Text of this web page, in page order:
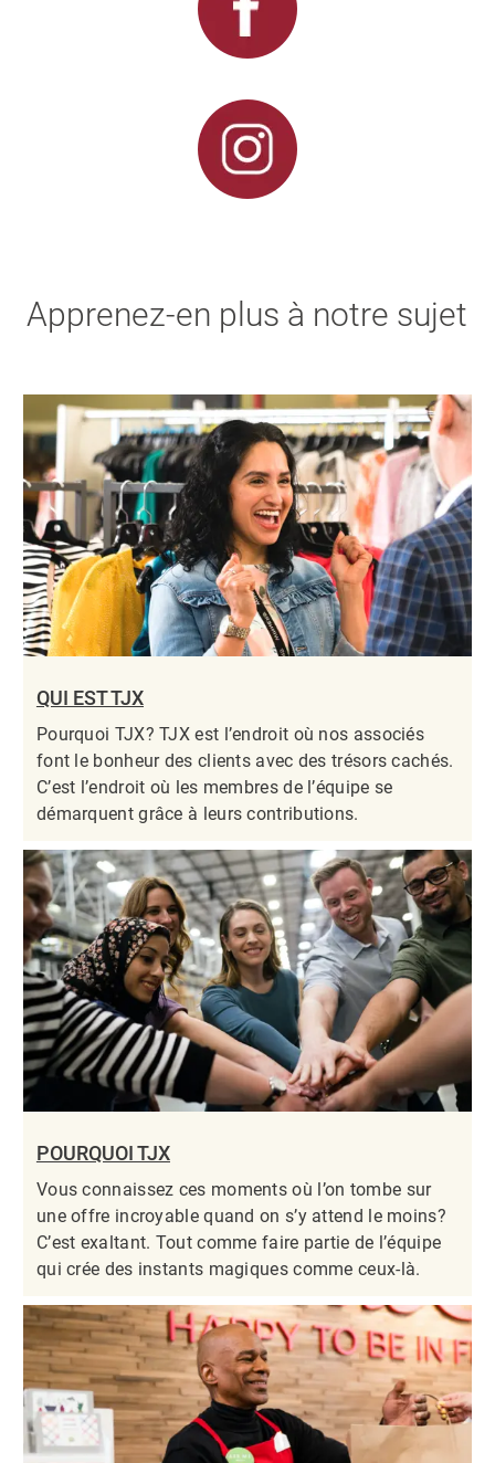
Apprenez-en plus à notre sujet
QUI EST TJX
Pourquoi TJX? TJX est l’endroit où nos associés
font le bonheur des clients avec des trésors cachés.
C’est l’endroit où les membres de l’équipe se
démarquent grâce à leurs contributions.​​​​​​​
POURQUOI TJX
Vous connaissez ces moments où l’on tombe sur
une offre incroyable quand on s’y attend le moins?
C’est exaltant. Tout comme faire partie de l’équipe
qui crée des instants magiques comme ceux-là.​​​​​​​